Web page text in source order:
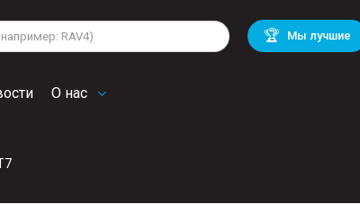
🏆 Мы лучшие
О нас
Volkswagen
Mitsubishi BMW
Audi
Chevrolet Volvo